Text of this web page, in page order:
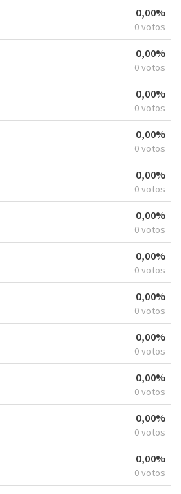
0,00%
0 votos
0,00%
0 votos
0,00%
0 votos
0,00%
0 votos
0,00%
0 votos
0,00%
0 votos
0,00%
0 votos
0,00%
0 votos
0,00%
0 votos
0,00%
0 votos
0,00%
0 votos
0,00%
0 votos